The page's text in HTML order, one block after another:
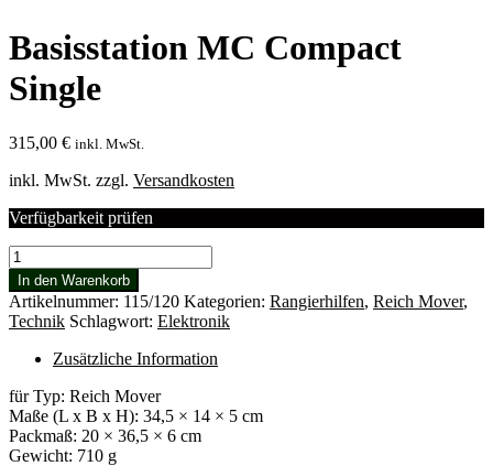
Basisstation MC Compact
Single
315,00 € inkl. MwSt.
inkl. MwSt. zzgl. Versandkosten
Verfügbarkeit prüfen
Basisstation
MC
Compact
Single
Menge
In den Warenkorb
Artikelnummer: 115/120 Kategorien: Rangierhilfen, Reich Mover,
Technik Schlagwort: Elektronik
Zusätzliche Information
für Typ: Reich Mover
Maße (L x B x H): 34,5 × 14 × 5 cm
Packmaß: 20 × 36,5 × 6 cm
Gewicht: 710 g